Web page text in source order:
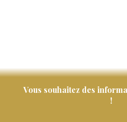
Vous souhaitez des
!